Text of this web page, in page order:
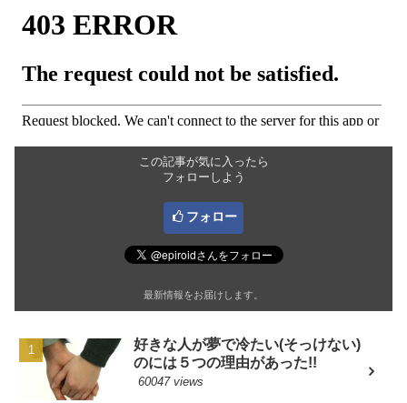
この記事が気に入ったら
フォローしよう
フォロー
最新情報をお届けします。
好きな人が夢で冷たい(そっけない)
のには５つの理由があった!!
60047 views